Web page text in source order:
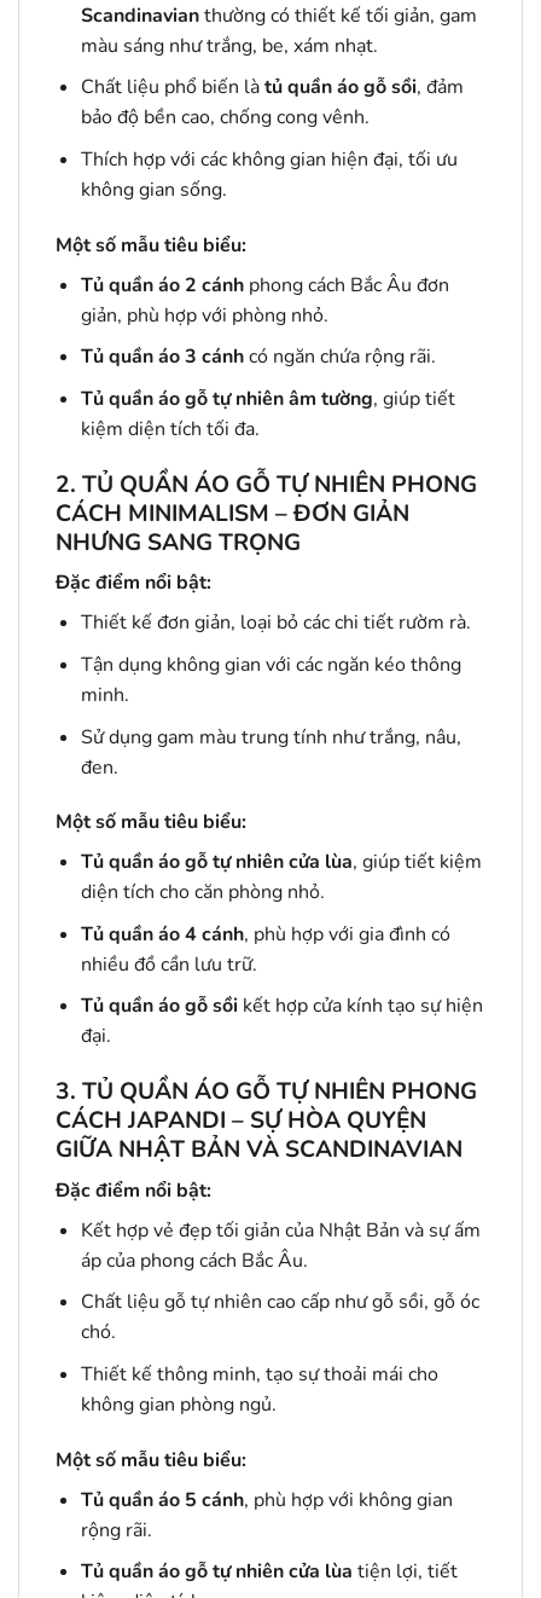
Scandinavianthường có thiết kế tối giản, gam
màu sáng như trắng, be, xám nhạt.
Chất liệu phổ biến làtủ quần áo gỗ sồi, đảm
bảo độ bền cao, chống cong vênh.
Thích hợp với các không gian hiện đại, tối ưu
không gian sống.
Một số mẫu tiêu biểu:
Tủ quần áo 2 cánhphong cách Bắc Âu đơn
giản, phù hợp với phòng nhỏ.
Tủ quần áo 3 cánhcó ngăn chứa rộng rãi.
Tủ quần áo gỗ tự nhiên âm tường, giúp tiết
kiệm diện tích tối đa.
2. TỦ QUẦN ÁO GỖ TỰ NHIÊN PHONG
CÁCH MINIMALISM – ĐƠN GIẢN
NHƯNG SANG TRỌNG
Đặc điểm nổi bật:
Thiết kế đơn giản, loại bỏ các chi tiết rườm rà.
Tận dụng không gian với các ngăn kéo thông
minh.
Sử dụng gam màu trung tính như trắng, nâu,
đen.
Một số mẫu tiêu biểu:
Tủ quần áo gỗ tự nhiên cửa lùa, giúp tiết kiệm
diện tích cho căn phòng nhỏ.
Tủ quần áo 4 cánh, phù hợp với gia đình có
nhiều đồ cần lưu trữ.
Tủ quần áo gỗ sồikết hợp cửa kính tạo sự hiện
đại.
3. TỦ QUẦN ÁO GỖ TỰ NHIÊN PHONG
CÁCH JAPANDI – SỰ HÒA QUYỆN
GIỮA NHẬT BẢN VÀ SCANDINAVIAN
Đặc điểm nổi bật:
Kết hợp vẻ đẹp tối giản của Nhật Bản và sự ấm
áp của phong cách Bắc Âu.
Chất liệu gỗ tự nhiên cao cấp như gỗ sồi, gỗ óc
chó.
Thiết kế thông minh, tạo sự thoải mái cho
không gian phòng ngủ.
Một số mẫu tiêu biểu:
Tủ quần áo 5 cánh, phù hợp với không gian
rộng rãi.
Tủ quần áo gỗ tự nhiên cửa lùa tiện lợi, tiết